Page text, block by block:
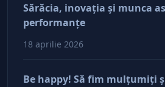
Sărăcia, inovaţia şi munca
performanţe
18 aprilie 2026
Be happy! Să fim mulţumiţi